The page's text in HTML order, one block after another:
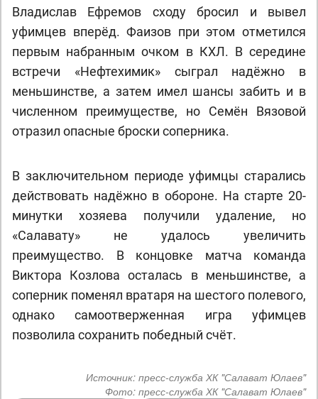
Владислав Ефремов сходу бросил и вывел
уфимцев вперёд. Фаизов при этом отметился
первым набранным очком в КХЛ. В середине
встречи «Нефтехимик» сыграл надёжно в
меньшинстве, а затем имел шансы забить и в
численном преимуществе, но Семён Вязовой
отразил опасные броски соперника.
В заключительном периоде уфимцы старались
действовать надёжно в обороне. На старте 20-
минутки хозяева получили удаление, но
«Салавату» не удалось увеличить
преимущество. В концовке матча команда
Виктора Козлова осталась в меньшинстве, а
соперник поменял вратаря на шестого полевого,
однако самоотверженная игра уфимцев
позволила сохранить победный счёт.
Источник: пресс-служба ХК "Салават Юлаев"
Фото: пресс-служба ХК "Салават Юлаев"